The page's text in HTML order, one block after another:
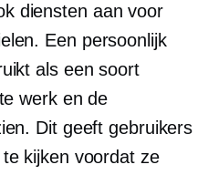
diensten aan voor
Een persoonlijk
als een soort
werk en de
Dit geeft gebruikers
kijken voordat ze